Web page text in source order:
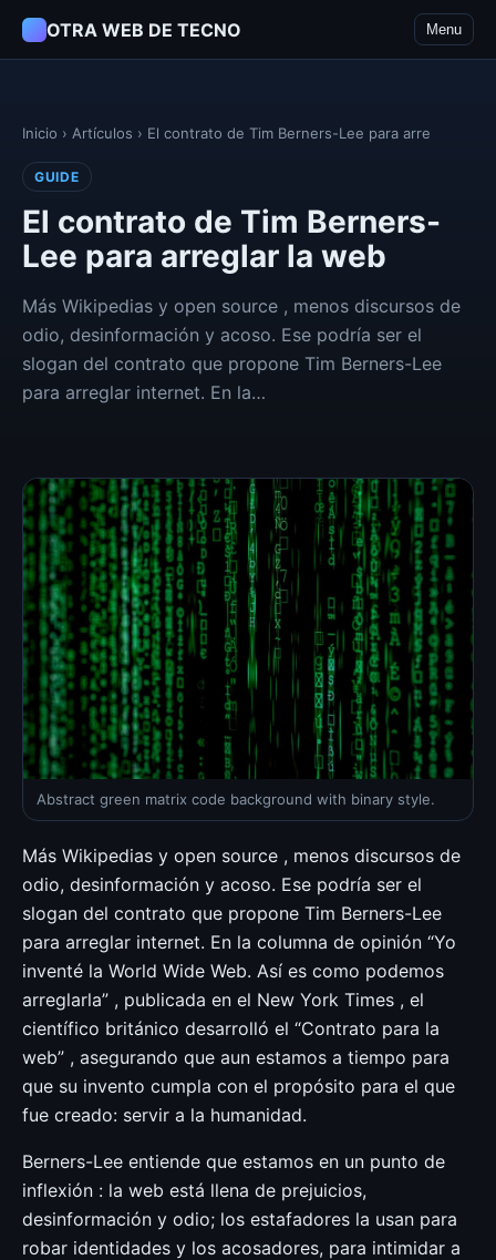
OTRA WEB DE TECNO Menu
Inicio › Artículos › El contrato de Tim Berners-Lee para arre
GUIDE
El contrato de Tim Berners-
Lee para arreglar la web
Más Wikipedias y open source , menos discursos de
odio, desinformación y acoso. Ese podría ser el
slogan del contrato que propone Tim Berners-Lee
para arreglar internet. En la…
Abstract green matrix code background with binary style.
Más Wikipedias y open source , menos discursos de
odio, desinformación y acoso. Ese podría ser el
slogan del contrato que propone Tim Berners-Lee
para arreglar internet. En la columna de opinión “Yo
inventé la World Wide Web. Así es como podemos
arreglarla” , publicada en el New York Times , el
científico británico desarrolló el “Contrato para la
web” , asegurando que aun estamos a tiempo para
que su invento cumpla con el propósito para el que
fue creado: servir a la humanidad.
Berners-Lee entiende que estamos en un punto de
inflexión : la web está llena de prejuicios,
desinformación y odio; los estafadores la usan para
robar identidades y los acosadores, para intimidar a